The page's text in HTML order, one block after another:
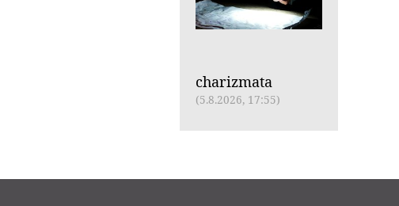
charizmata
(5.8.2026, 17:55)